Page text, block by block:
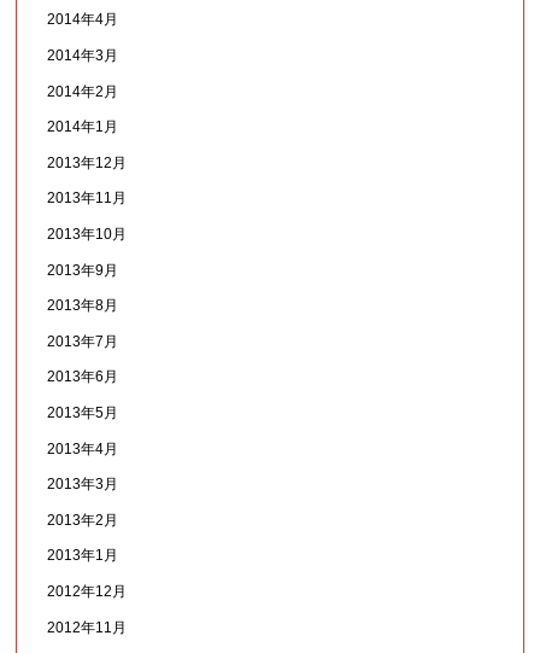
2014年4月
2014年3月
2014年2月
2014年1月
2013年12月
2013年11月
2013年10月
2013年9月
2013年8月
2013年7月
2013年6月
2013年5月
2013年4月
2013年3月
2013年2月
2013年1月
2012年12月
2012年11月